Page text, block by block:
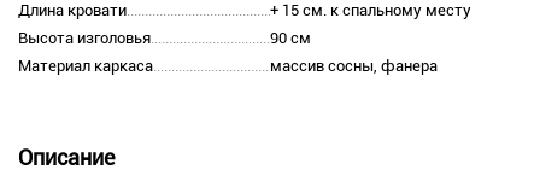
Длина кровати
+ 15 см. к спальному месту
Высота изголовья
90 см
Материал каркаса
массив сосны, фанера
Описание